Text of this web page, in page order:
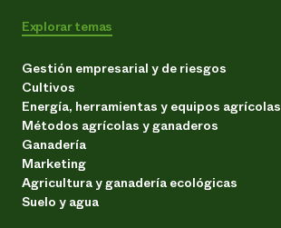
Explorar temas
Gestión empresarial y de riesgos
Cultivos
Energía, herramientas y equipos agrícolas
Métodos agrícolas y ganaderos
Ganadería
Marketing
Agricultura y ganadería ecológicas
Suelo y agua